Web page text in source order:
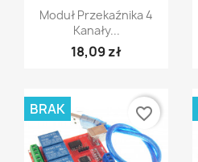
Szybki podgląd
Moduł Przekaźnika 4
Kanały...
18,09 zł
BRAK favorite_border